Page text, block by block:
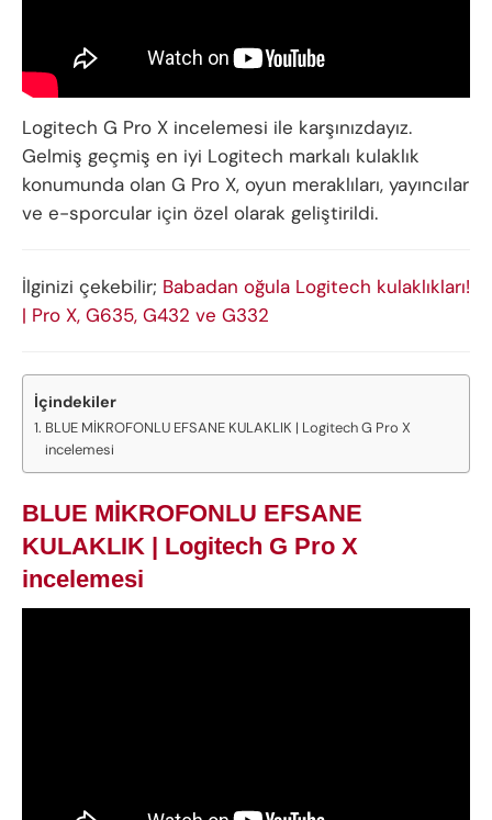
Logitech G Pro X incelemesi ile karşınızdayız.
Gelmiş geçmiş en iyi Logitech markalı kulaklık
konumunda olan G Pro X, oyun meraklıları, yayıncılar
ve e-sporcular için özel olarak geliştirildi.
İlginizi çekebilir; Babadan oğula Logitech kulaklıkları!
| Pro X, G635, G432 ve G332
İçindekiler
BLUE MİKROFONLU EFSANE KULAKLIK | Logitech G Pro X
incelemesi
BLUE MİKROFONLU EFSANE
KULAKLIK | Logitech G Pro X
incelemesi